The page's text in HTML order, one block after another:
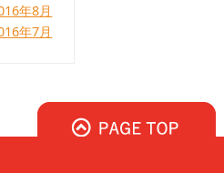
年8月
年7月